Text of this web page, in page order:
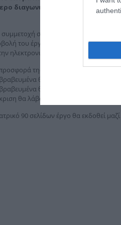
διαγωνισμό εκτός εάν έχουν
στον διαγωνισμό
του έργου, εντός του τρέχοντος
ηλεκτρονική διεύθυνση που έχει
της
Ένωσης
θεατρικά (30 σελίδων) θα
θεατρικά (90 σελίδων) θα
θα λάβουν όσοι τιμηθούν με
90 σελίδων έργο θα εκδοθεί